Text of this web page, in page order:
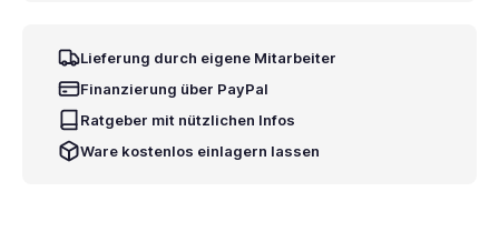
Lieferung durch eigene Mitarbeiter
Finanzierung über PayPal
Ratgeber mit nützlichen Infos
Ware kostenlos einlagern lassen